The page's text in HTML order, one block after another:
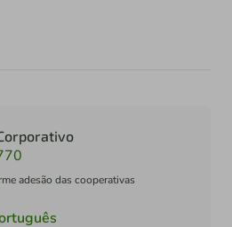
adesão das cooperativas